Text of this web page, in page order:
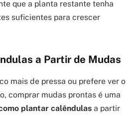
que a planta restante tenha
suficientes para crescer
a Partir de Mudas
mais de pressa ou prefere ver o
comprar mudas prontas é uma
plantar calêndulas a partir